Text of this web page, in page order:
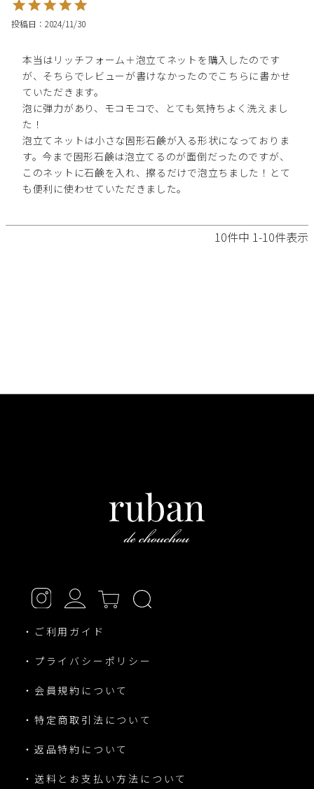
投稿日 2024/11/30
本当はリッチフォーム＋泡立てネットを購入したのです
が、そちらでレビューが書けなかったのでこちらに書かせ
ていただきます。
泡に弾力があり、モコモコで、とても気持ちよく洗えまし
た！
泡立てネットは小さな固形石鹸が入る形状になっておりま
す。今まで固形石鹸は泡立てるのが面倒だったのですが、
このネットに石鹸を入れ、擦るだけで泡立ちました！とて
も便利に使わせていただきました。
10件中 1-10件表示
・ご利用ガイド
・プライバシーポリシー
・会員規約について
・特定商取引法について
・返品特約について
・送料とお支払い方法について